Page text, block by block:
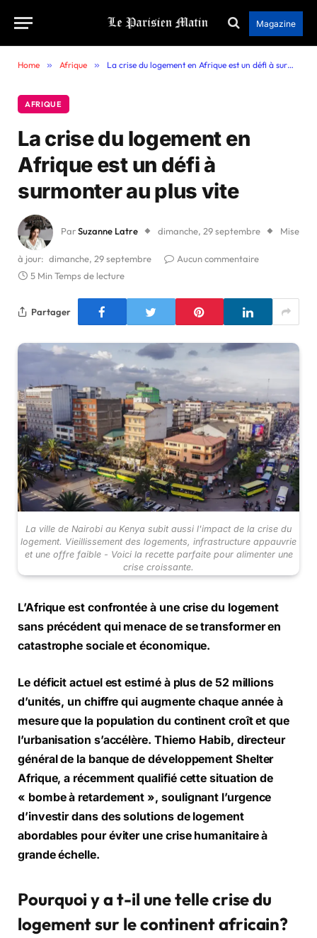
Magazine
Home » Afrique » La crise du logement en Afrique est un défi à surmonter au plus vite
AFRIQUE
La crise du logement en
Afrique est un défi à
surmonter au plus vite
ParSuzanne Latre dimanche, 29 septembre Mise
à jour: dimanche, 29 septembre
Aucun commentaire
5 Min Temps de lecture
Partager
La ville de Nairobi au Kenya subit aussi l'impact de la crise du
logement. Vieillissement des logements, infrastructure appauvrie
et une offre faible - Voici la recette parfaite pour alimenter une
crise croissante.
L’Afrique est confrontée à une crise du logement
sans précédent qui menace de se transformer en
catastrophe sociale et économique.
Le déficit actuel est estimé à plus de 52 millions
d’unités, un chiffre qui augmente chaque année à
mesure que la population du continent croît et que
l’urbanisation s’accélère. Thierno Habib, directeur
général de la banque de développement Shelter
Afrique, a récemment qualifié cette situation de
« bombe à retardement », soulignant l’urgence
d’investir dans des solutions de logement
abordables pour éviter une crise humanitaire à
grande échelle.
Pourquoi y a t-il une telle crise du
logement sur le continent africain?